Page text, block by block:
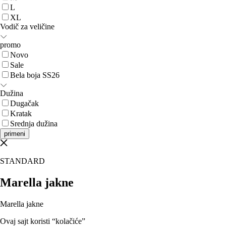
L
XL
Vodič za veličine
promo
Novo
Sale
Bela boja SS26
Dužina
Dugačak
Kratak
Srednja dužina
primeni
STANDARD
Marella jakne
Marella jakne
Ovaj sajt koristi “kolačiće”